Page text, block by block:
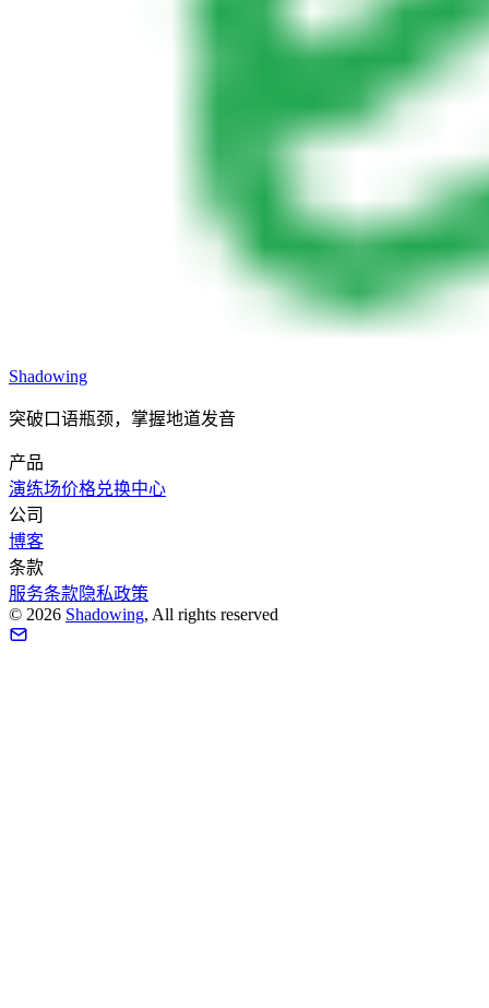
Shadowing
突破口语瓶颈，掌握地道发音
产品
演练场价格兑换中心
公司
博客
条款
服务条款隐私政策
© 2026 Shadowing, All rights reserved